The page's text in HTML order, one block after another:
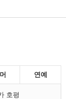
연예
호평